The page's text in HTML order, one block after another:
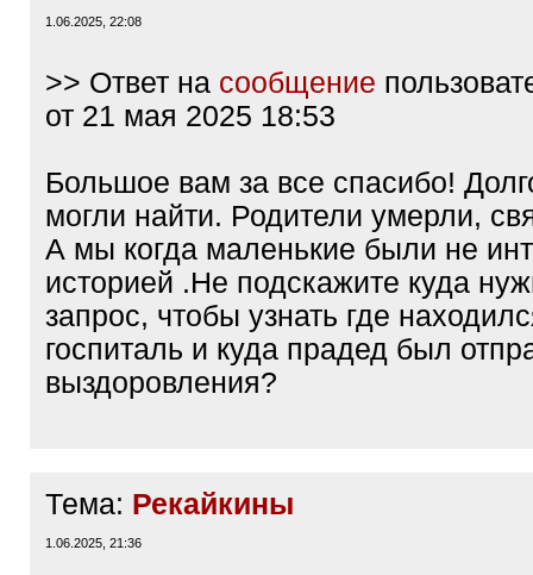
1.06.2025, 22:08
>> Ответ на сообщение
от 21 мая 2025 18:53
Большое вам за все спасибо!
могли найти. Родители умерли,
А мы когда маленькие были не
историей .Не подскажите куда
запрос, чтобы узнать где
госпиталь и куда прадед был
выздоровления?
Тема: Рекайкины
1.06.2025, 21:36